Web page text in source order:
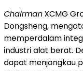
Chairman XCMG
Dongsheng,
memperdalam
industri alat berat.
dapat menjangkau